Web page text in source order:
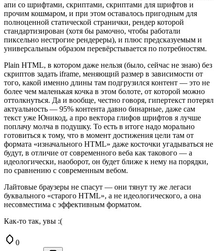
апи со шрифтами, скриптами, скриптами для шрифтов и
прочим кошмаром, и при этом оставалось пригодным для
полноценной статической странички, рендер которой
стандартизирован (хотя бы рамочно, чтобы работали
пиксельно нестрогие рендереры), и плюс предсказуемым и
универсальным образом перевёрстывается по потребностям.
Plain HTML, в котором даже нельзя (было, сейчас не знаю) без
скриптов задать iframe, меняющий размер в зависимости от
того, какой именно длины там подгрузился контент — это не
более чем маленькая кочка в этом болоте, от которой можно
оттолкнуться. Да и вообще, честно говоря, гипертекст потерял
актуальность — 95% контента давно бинарные, даже сам
текст уже Юникод, а про вектора глифов шрифтов я лучше
поплачу молча в подушку. То есть в итоге надо морально
готовиться к тому, что в момент достижения цели там от
формата «изначального HTML» даже косточки угадываться не
будут, в отличие от современного веба как такового — а
идеологически, наоборот, он будет ближе к нему на порядки,
по сравнению с современным вебом.
Лайтовые браузеры не спасут — они тянут ту же легаси
буквального «старого HTML», а не идеологического, а она
несовместима с эффективным форматом.
Как-то так, увы :(
0